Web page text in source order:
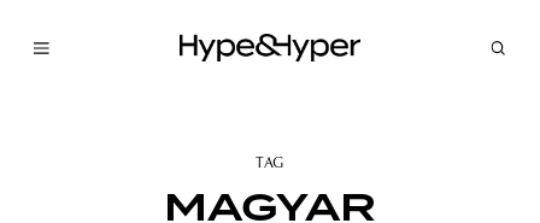
TAG
MAGYAR